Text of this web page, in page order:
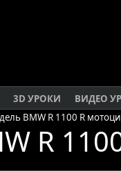
3D УРОКИ
ВИДЕО
BMW R 1100 R
R